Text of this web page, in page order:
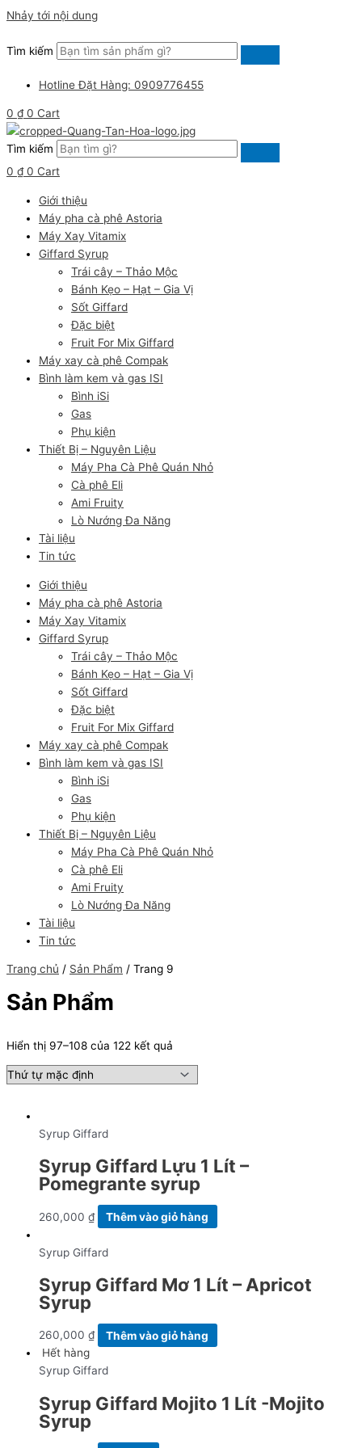
Nhảy tới nội dung
Tìm kiếm
Hotline Đặt Hàng: 0909776455
0 ₫ 0 Cart
Tìm kiếm
0 ₫ 0 Cart
Giới thiệu
Máy pha cà phê Astoria
Máy Xay Vitamix
Giffard Syrup
Trái cây – Thảo Mộc
Bánh Kẹo – Hạt – Gia Vị
Sốt Giffard
Đặc biệt
Fruit For Mix Giffard
Máy xay cà phê Compak
Bình làm kem và gas ISI
Bình iSi
Gas
Phụ kiện
Thiết Bị – Nguyên Liệu
Máy Pha Cà Phê Quán Nhỏ
Cà phê Eli
Ami Fruity
Lò Nướng Đa Năng
Tài liệu
Tin tức
Giới thiệu
Máy pha cà phê Astoria
Máy Xay Vitamix
Giffard Syrup
Trái cây – Thảo Mộc
Bánh Kẹo – Hạt – Gia Vị
Sốt Giffard
Đặc biệt
Fruit For Mix Giffard
Máy xay cà phê Compak
Bình làm kem và gas ISI
Bình iSi
Gas
Phụ kiện
Thiết Bị – Nguyên Liệu
Máy Pha Cà Phê Quán Nhỏ
Cà phê Eli
Ami Fruity
Lò Nướng Đa Năng
Tài liệu
Tin tức
Trang chủ / Sản Phẩm / Trang 9
Sản Phẩm
Hiển thị 97–108 của 122 kết quả
Syrup Giffard
Syrup Giffard Lựu 1 Lít –
Pomegrante syrup
260,000 ₫ Thêm vào giỏ hàng
Syrup Giffard
Syrup Giffard Mơ 1 Lít – Apricot
Syrup
260,000 ₫
Thêm vào giỏ hàng
Hết hàng
Syrup Giffard
Syrup Giffard Mojito 1 Lít -Mojito
Syrup